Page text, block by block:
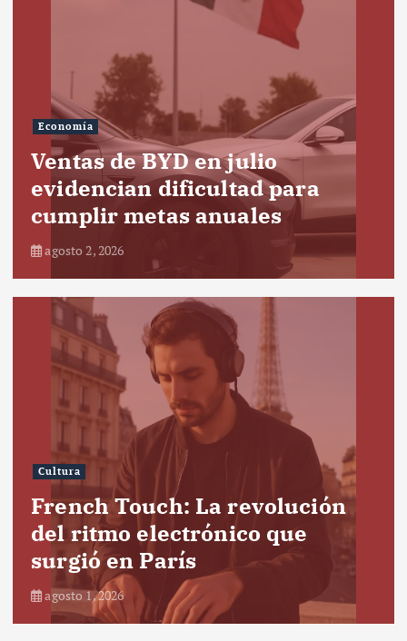
Economía
Ventas de BYD en julio
evidencian dificultad para
cumplir metas anuales
agosto 2, 2026
Cultura
French Touch: La revolución
del ritmo electrónico que
surgió en París
agosto 1, 2026